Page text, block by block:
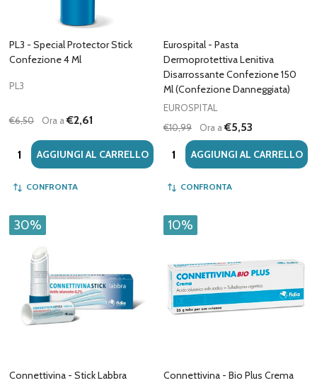
PL3 - Special Protector Stick
Confezione 4 Ml
PL3
€6,50 Ora a€2,61
Quantità:AGGIUNGI AL CARRELLO
CONFRONTA
Eurospital - Pasta
Dermoprotettiva Lenitiva
Disarrossante Confezione 150
Ml (Confezione Danneggiata)
EUROSPITAL
€10,99
Ora a€5,53
Quantità:AGGIUNGI AL CARRELLO
CONFRONTA
30%
Connettivina - Stick Labbra
10%
Connettivina - Bio Plus Crema